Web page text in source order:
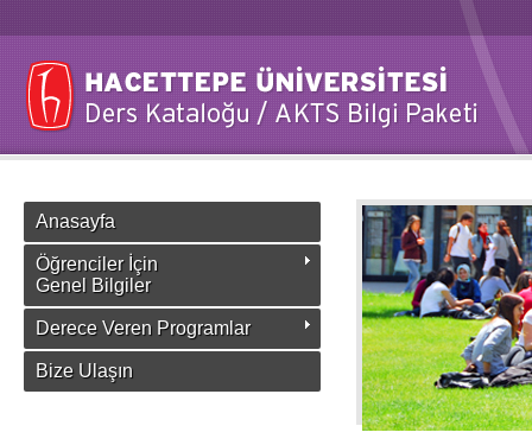
Anasayfa
Öğrenciler İçin
Genel Bilgiler
Derece Veren Programlar
Bize Ulaşın